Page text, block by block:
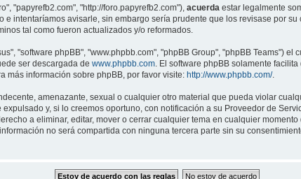
"papyrefb2.com", "http://foro.papyrefb2.com"), acuerda estar legalmente
intentaríamos avisarle, sin embargo sería prudente que los revisase por
tal como fueron actualizados y/o reformados.
"software phpBB", "www.phpbb.com", "phpBB Group", "phpBB Teams")
ser descargada de www.phpbb.com . El software phpBB solamente
más información sobre phpBB, por favor visite: http://www.phpbb.com/.
amenazante, sexual o cualquier otro material que pueda violar
y, si lo creemos oportuno, con notificación a su Proveedor de
a eliminar, editar, mover o cerrar cualquier tema en cualquier
no será compartida con ninguna tercera parte sin su